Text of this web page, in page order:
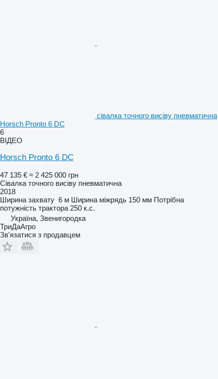
сівалка точного висіву пневматична
Horsch Pronto 6 DC
6
ВІДЕО
Horsch Pronto 6 DC
47 135 € ≈ 2 425 000 грн
Сівалка точного висіву пневматична
2018
Ширина захвату 6 м Ширина міжрядь 150 мм Потрібна
потужність трактора 250 к.с.
Україна, Звенигородка
ТриДаАгро
Зв'язатися з продавцем